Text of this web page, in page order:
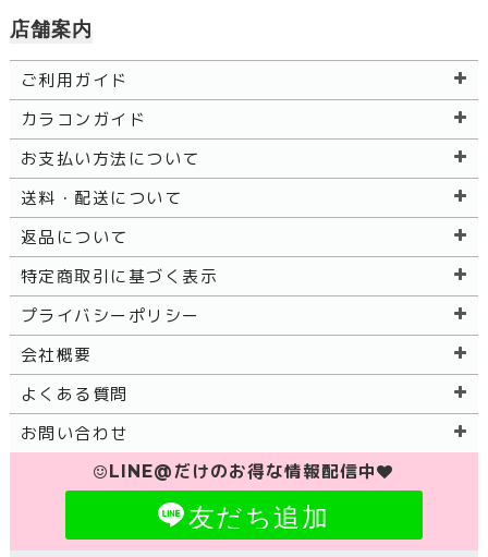
店舗案内
ご利用ガイド
カラコンガイド
お支払い方法について
送料・配送について
返品について
特定商取引に基づく表示
プライバシーポリシー
会社概要
よくある質問
お問い合わせ
LINE@だけのお得な情報配信中
友だち追加